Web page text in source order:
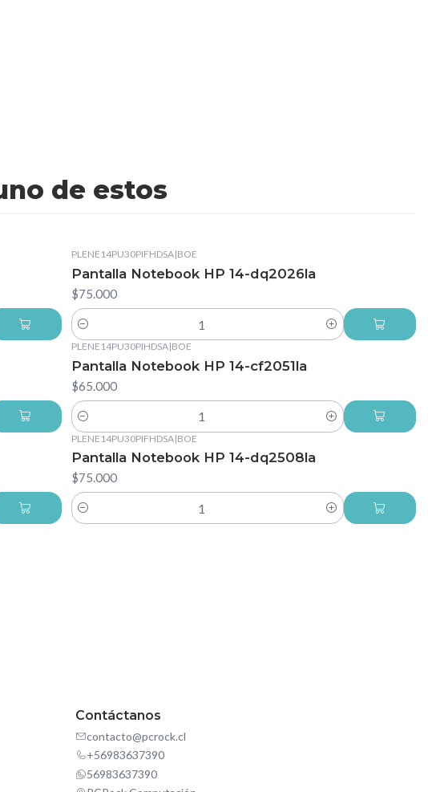
de estos
PLENE14PU30PIFHDSA|BOE
Pantalla Notebook HP 14-dq2026la
$75.000
Cantidad
PLENE14PU30PIHDSA|BOE
Pantalla Notebook HP 14-cf2051la
$65.000
Cantidad
PLENE14PU30PIFHDSA|BOE
Pantalla Notebook HP 14-dq2508la
$75.000
Cantidad
Contáctanos
contacto@pcrock.cl
+56983637390
56983637390